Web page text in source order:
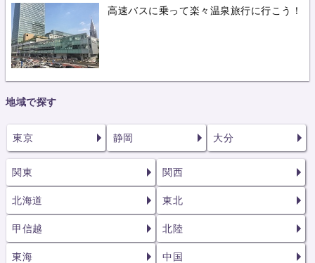
高速バスに乗って楽々温泉旅行に行こう！
地域で探す
東京 静岡 大分
関東 関西
北海道 東北
甲信越 北陸
東海 中国